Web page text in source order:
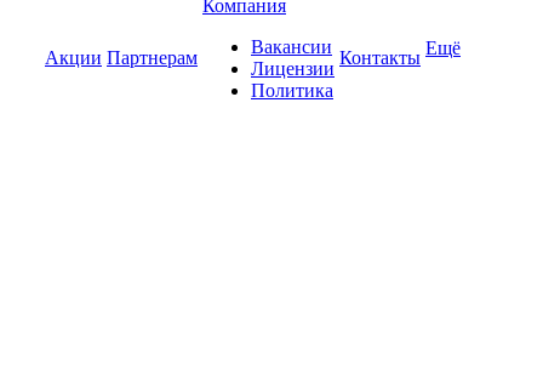
Акции Партнерам
Компания
Вакансии
Лицензии
Политика
Контакты Ещё